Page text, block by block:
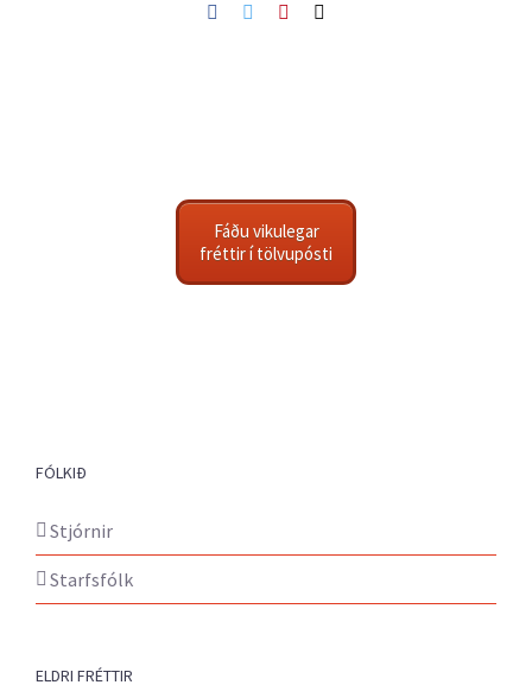
Facebook
TwitterPinterest
Fáðu vikulegar
fréttir í tölvupósti
FÓLKIÐ
Stjórnir
Starfsfólk
ELDRI FRÉTTIR